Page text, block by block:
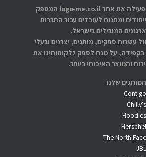
המותגים שלנו
Contigo
Chilly's
Hoodies
Herschel
The North Face
JBL
אתוס עסקים מפעילה את אתר logo-me.co.il המספק
ומתנות לעובדים עבור החברות
המובילים בישראל.
עשרות ספקים, מותגים, יצרנים ובעלי
על מנת לספק ללקוחותינו את
והמוצר האיכותי ביותר.